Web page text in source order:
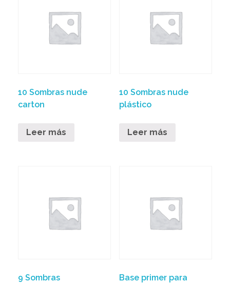
10 Sombras nude
carton
Leer más
10 Sombras nude
plástico
Leer más
9 Sombras
Base primer para